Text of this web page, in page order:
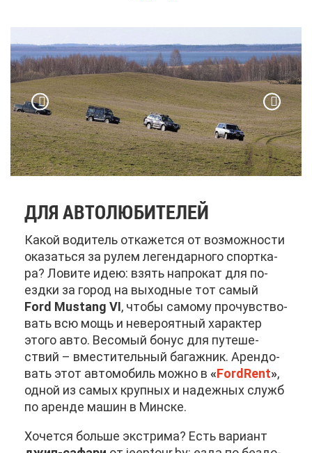
ДЛЯ АВ­ТО­ЛЮ­БИ­ТЕ­ЛЕЙ
Ка­кой во­ди­тель от­ка­жет­ся от воз­мож­но­сти
ока­зать­ся за ру­лем ле­ген­дар­но­го спорт­ка­
ра? Ло­ви­те идею: взять на­про­кат для по­
езд­ки за го­род на вы­ход­ные тот са­мый
Ford Mustang VI, что­бы са­мо­му про­чув­ство­
вать всю мощь и неве­ро­ят­ный ха­рак­тер
это­го ав­то. Ве­со­мый бо­нус для пу­те­ше­
ствий – вме­сти­тель­ный ба­гаж­ник. Арен­до­
вать этот ав­то­мо­биль мож­но в «FordRent»,
од­ной из са­мых круп­ных и на­деж­ных служб
по арен­де ма­шин в Мин­ске.
Хо­чет­ся боль­ше экс­т­ри­ма? Есть ва­ри­ант